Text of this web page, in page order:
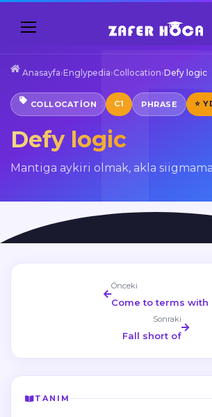
Anasayfa›Englypedia›Collocation›Defy logic
COLLOCATION C1 PHRASE ⭐
Defy logic
Mantiga aykiri olmak, akla
Önceki
Come to terms with
Sonraki
Fall short of
TANIM